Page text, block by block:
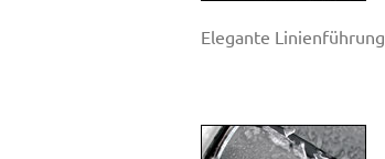
Elegante Linienführung